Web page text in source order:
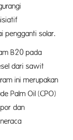
pengganti solar.
B20 pada
dari sawit
ini merupakan
Palm Oil (CPO)
dan